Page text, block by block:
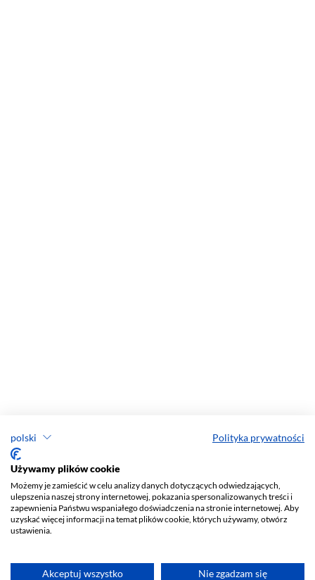
polski Polityka prywatności
Używamy plików cookie
Możemy je zamieścić w celu analizy danych dotyczących odwiedzających,
ulepszenia naszej strony internetowej, pokazania spersonalizowanych treści i
zapewnienia Państwu wspaniałego doświadczenia na stronie internetowej. Aby
uzyskać więcej informacji na temat plików cookie, których używamy, otwórz
ustawienia.
Akceptuj wszystko Nie zgadzam się